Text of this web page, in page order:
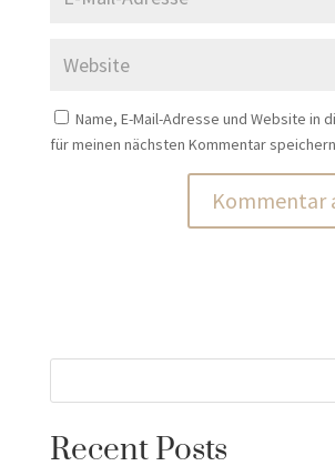
Name, E-Mail-Adresse und Website in
für meinen nächsten Kommentar
Recent Posts